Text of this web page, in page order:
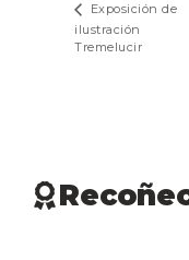
Exposición de
ilustración
Tremelucir